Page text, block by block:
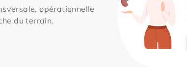
opérationnelle
du terrain.